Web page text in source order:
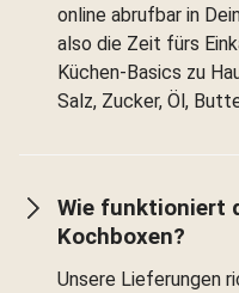
online abrufbar in
also die Zeit fürs
Küchen-Basics zu
Salz, Zucker, Öl,
Wie funktioniert
Kochboxen?
Unsere Lieferungen